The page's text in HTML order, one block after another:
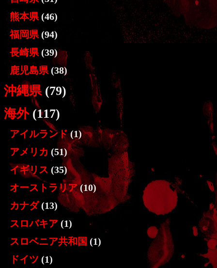
熊本県 (46)
福岡県 (94)
長崎県 (39)
鹿児島県 (38)
沖縄県(79)
海外(117)
アイルランド(1)
アメリカ (51)
イギリス (35)
オーストラリア(10)
カナダ(13)
スロバキア (1)
スロベニア共和国 (1)
ドイツ (1)